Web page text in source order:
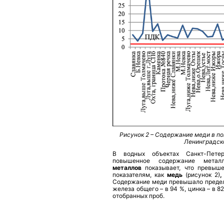
Рисунок 2 – Содержание меди в
В водных объектах Санкт-
повышенное содержание
металлов показывает, что
показателям, как медь (рисунок 2),
Содержание меди превышало
железа общего – в 94 %, цинка – в
отобранных проб.